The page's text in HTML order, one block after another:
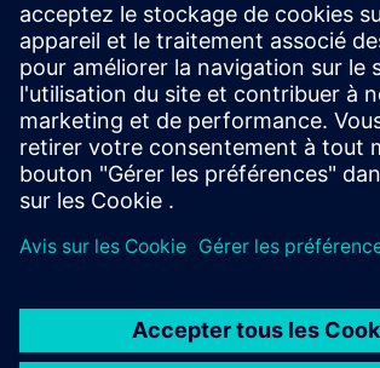
Profil SIPROTEC 5 - revêtement conforme
Spécifications de l'appel d'offres
SiePortal - Boutique en
SIPROTEC 7VU85 sur SiePortal